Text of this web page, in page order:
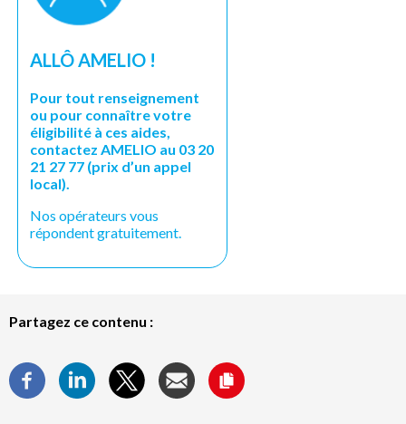
ALLÔ AMELIO !
Pour tout renseignement
ou pour connaître votre
éligibilité à ces aides,
contactez AMELIO au 03 20
21 27 77 (prix d’un appel
local).
Nos opérateurs vous
répondent gratuitement.
Partagez ce contenu :